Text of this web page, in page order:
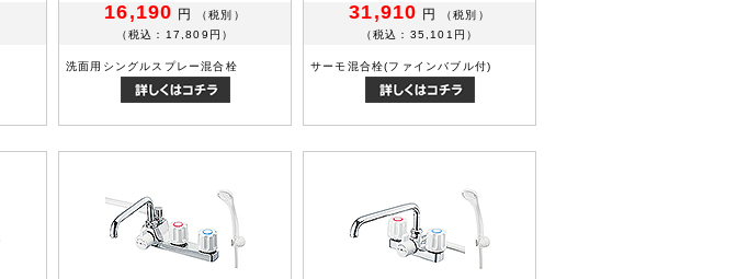
16,190 円
（税別）
（税込：17,809円）
洗面用シングルスプレー混合栓
31,910 円
（税別）
（税込：35,101円）
サーモ混合栓(ファインバブル付)